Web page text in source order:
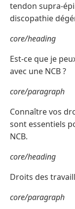
tendon supra-
discopathie
core/heading
Est-ce que je
avec une NCB ?
core/paragraph
Connaître vos
sont essentiels
NCB.
core/heading
Droits des
core/paragraph